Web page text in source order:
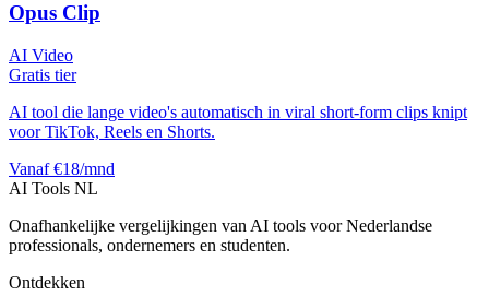
Opus Clip
AI Video
Gratis tier
AI tool die lange video's automatisch in viral short-form clips knipt
voor TikTok, Reels en Shorts.
Vanaf €18/mnd
AI Tools NL
Onafhankelijke vergelijkingen van AI tools voor Nederlandse
professionals, ondernemers en studenten.
Ontdekken